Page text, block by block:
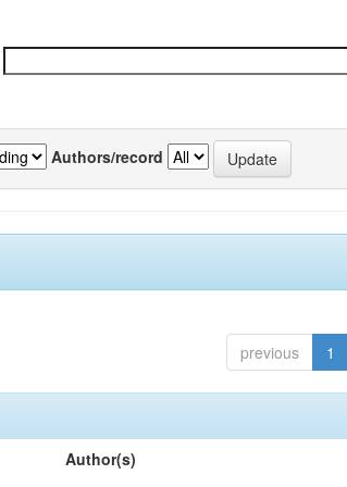
Authors/record
previous 1
Author(s)